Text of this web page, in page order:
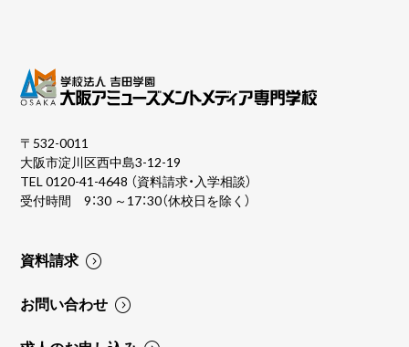
〒532-0011
大阪市淀川区西中島3-12-19
TEL0120-41-4648 （資料請求・入学相談）
受付時間 9：30 ～17：30（休校日を除く）
資料請求
お問い合わせ